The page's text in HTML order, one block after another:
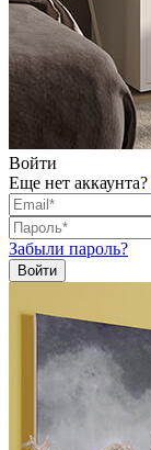
Войти
Еще нет аккаунта?
Забыли пароль?